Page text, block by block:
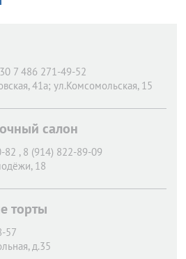
7 486 271-49-52
41а; ул.Комсомольская, 15
салон
82 , 8 (914) 822-89-09
18
торты
57
д.35